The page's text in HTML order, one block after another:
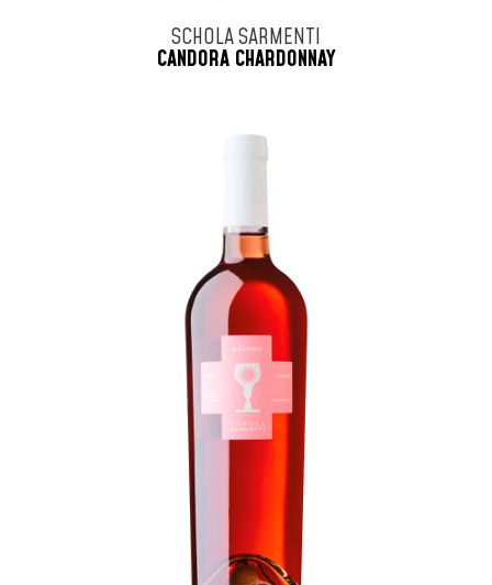
SCHOLA SARMENTI
CANDORA CHARDONNAY